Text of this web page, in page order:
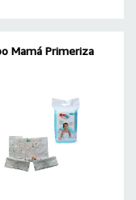
Mamá Primeriza